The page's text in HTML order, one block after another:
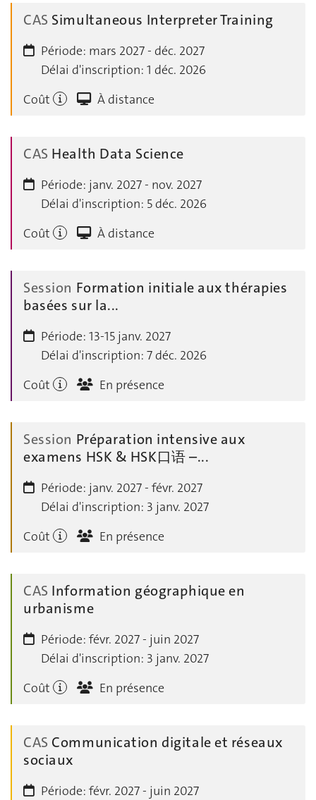
CAS Simultaneous Interpreter Training
Période: mars 2027 - déc. 2027
Délai d'inscription: 1 déc. 2026
Coût
À distance
CAS Health Data Science
Période: janv. 2027 - nov. 2027
Délai d'inscription: 5 déc. 2026
Coût
À distance
Session Formation initiale aux thérapies
basées sur la...
Période: 13-15 janv. 2027
Délai d'inscription: 7 déc. 2026
Coût
En présence
Session Préparation intensive aux
examens HSK & HSK口语 –...
Période: janv. 2027 - févr. 2027
Délai d'inscription: 3 janv. 2027
Coût
En présence
CAS Information géographique en
urbanisme
Période: févr. 2027 - juin 2027
Délai d'inscription: 3 janv. 2027
Coût
En présence
CAS Communication digitale et réseaux
sociaux
Période: févr. 2027 - juin 2027